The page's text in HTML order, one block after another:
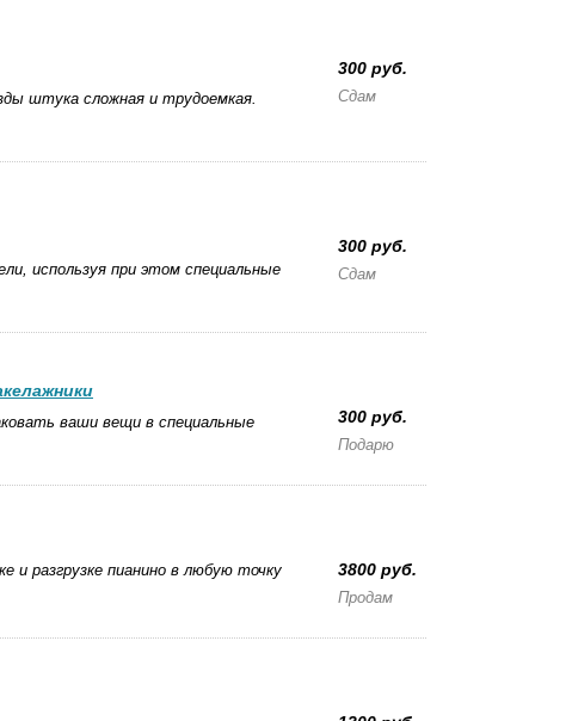
300 руб.
Сдам
штука сложная и трудоемкая.
300 руб.
Сдам
используя при этом специальные
300 руб.
Подарю
ваши вещи в специальные
3800 руб.
Продам
и разгрузке пианино в любую точку